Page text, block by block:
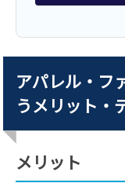
アパレル・フ
うメリット・
メリット